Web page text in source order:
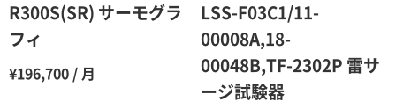
60％（割引率 40％）
8ヶ月 55％（割引率45％）
50％（割引率50％）
R300S(SR) サーモグラ
フィ
¥196,700 / 月
LSS-F03C1/11-
00008A,18-
00048B,TF-2302P 雷サ
ージ試験器